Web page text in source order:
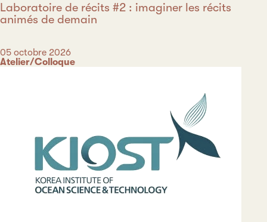
Laboratoire de récits #2 : imaginer les récits
animés de demain
Date
05 octobre 2026
Catégorie
Atelier/Colloque